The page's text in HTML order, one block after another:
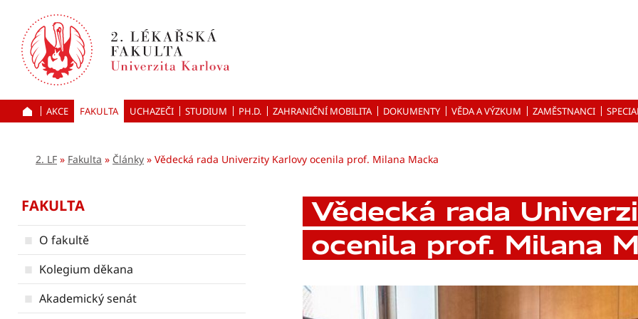
k hlavnímu
obsahu
ÚVOD
AKCE FAKULTA UCHAZEČI STUDIUM PH.D. ZAHRANIČNÍ MOBILITA DOKUMENTY VĚDA A VÝZKUM ZAMĚSTNANCI
2. LF Fakulta Články Vědecká rada Univerzity Karlovy ocenila prof. Milana Macka
FAKULTA
O fakultě
Kolegium děkana
Akademický senát
Vědecká rada
ocenila prof. Milana